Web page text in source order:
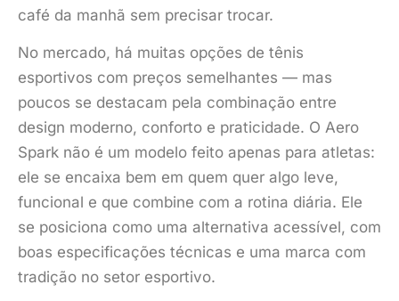
café da manhã sem precisar trocar.
No mercado, há muitas opções de tênis
esportivos com preços semelhantes — mas
poucos se destacam pela combinação entre
design moderno, conforto e praticidade. O Aero
Spark não é um modelo feito apenas para atletas:
ele se encaixa bem em quem quer algo leve,
funcional e que combine com a rotina diária. Ele
se posiciona como uma alternativa acessível, com
boas especificações técnicas e uma marca com
tradição no setor esportivo.